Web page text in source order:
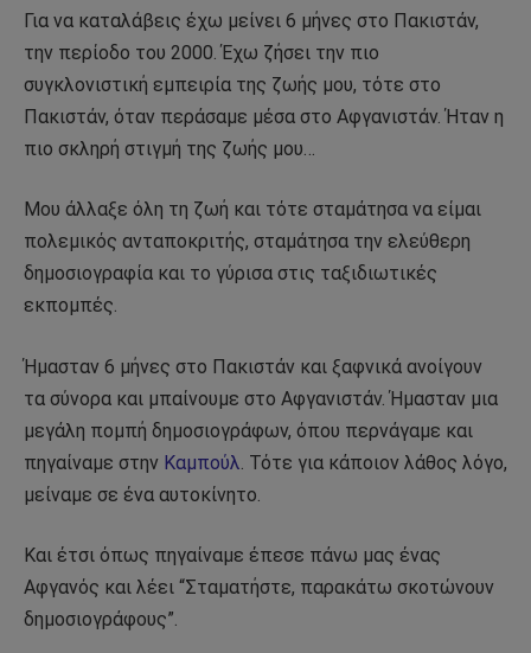
Για να καταλάβεις έχω μείνει 6 μήνες στο Πακιστάν,
την περίοδο του 2000. Έχω ζήσει την πιο
συγκλονιστική εμπειρία της ζωής μου, τότε στο
Πακιστάν, όταν περάσαμε μέσα στο Αφγανιστάν. Ήταν η
πιο σκληρή στιγμή της ζωής μου…
Μου άλλαξε όλη τη ζωή και τότε σταμάτησα να είμαι
πολεμικός ανταποκριτής, σταμάτησα την ελεύθερη
δημοσιογραφία και το γύρισα στις ταξιδιωτικές
εκπομπές.
Ήμασταν 6 μήνες στο Πακιστάν και ξαφνικά ανοίγουν
τα σύνορα και μπαίνουμε στο Αφγανιστάν. Ήμασταν μια
μεγάλη πομπή δημοσιογράφων, όπου περνάγαμε και
πηγαίναμε στην Καμπούλ. Τότε για κάποιον λάθος λόγο,
μείναμε σε ένα αυτοκίνητο.
Και έτσι όπως πηγαίναμε έπεσε πάνω μας ένας
Αφγανός και λέει “Σταματήστε, παρακάτω σκοτώνουν
δημοσιογράφους”.